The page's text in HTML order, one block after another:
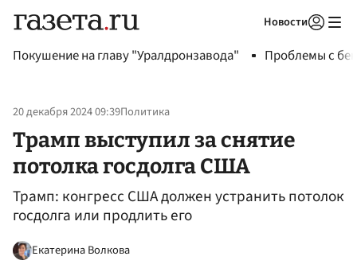
Новости
Покушение на главу "Уралдронзавода" Проблемы с
20 декабря 2024 09:39Политика
Трамп выступил за снятие
потолка госдолга США
Трамп: конгресс США должен устранить потолок
госдолга или продлить его
Екатерина Волкова